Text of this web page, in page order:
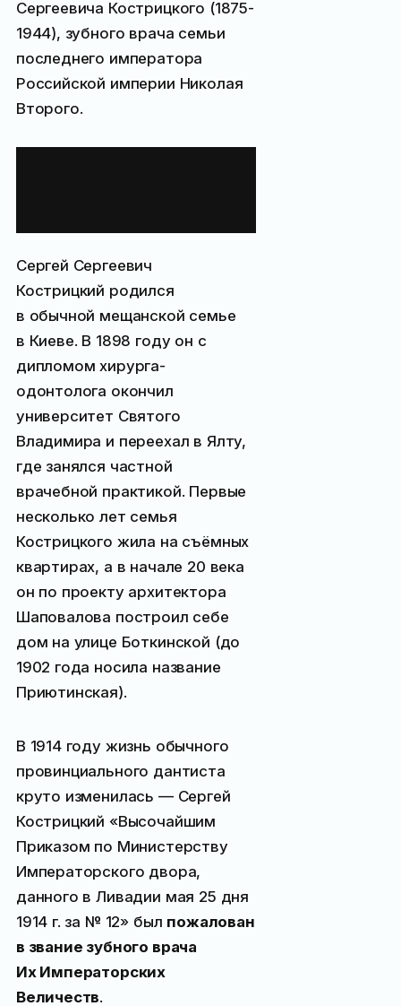
Сергеевича Кострицкого (1875-
1944), зубного врача семьи
последнего императора
Российской империи Николая
Второго.
Сергей Сергеевич
Кострицкий родился
в обычной мещанской семье
в Киеве. В 1898 году он с
дипломом хирурга-
одонтолога окончил
университет Святого
Владимира и переехал в Ялту,
где занялся частной
врачебной практикой. Первые
несколько лет семья
Кострицкого жила на съёмных
квартирах, а в начале 20 века
он по проекту архитектора
Шаповалова построил себе
дом на улице Боткинской (до
1902 года носила название
Приютинская).
В 1914 году жизнь обычного
провинциального дантиста
круто изменилась — Сергей
Кострицкий «Высочайшим
Приказом по Министерству
Императорского двора,
данного в Ливадии мая 25 дня
1914 г. за № 12» был пожалован
в звание зубного врача
Их Императорских
Величеств.